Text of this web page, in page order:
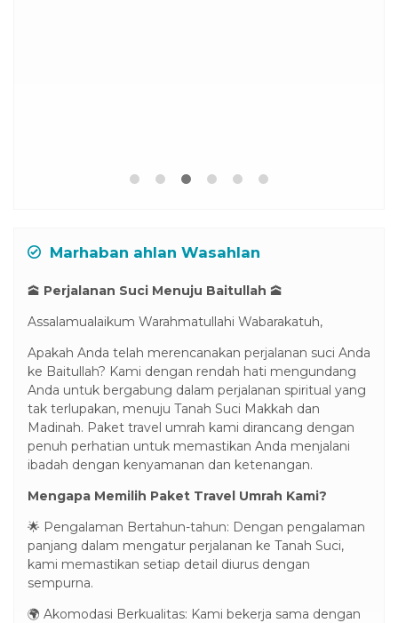
Marhaban ahlan Wasahlan
🕋 Perjalanan Suci Menuju Baitullah 🕋
Assalamualaikum Warahmatullahi Wabarakatuh,
Apakah Anda telah merencanakan perjalanan suci Anda
ke Baitullah? Kami dengan rendah hati mengundang
Anda untuk bergabung dalam perjalanan spiritual yang
tak terlupakan, menuju Tanah Suci Makkah dan
Madinah. Paket travel umrah kami dirancang dengan
penuh perhatian untuk memastikan Anda menjalani
ibadah dengan kenyamanan dan ketenangan.
Mengapa Memilih Paket Travel Umrah Kami?
🌟 Pengalaman Bertahun-tahun: Dengan pengalaman
panjang dalam mengatur perjalanan ke Tanah Suci,
kami memastikan setiap detail diurus dengan
sempurna.
🌍 Akomodasi Berkualitas: Kami bekerja sama dengan